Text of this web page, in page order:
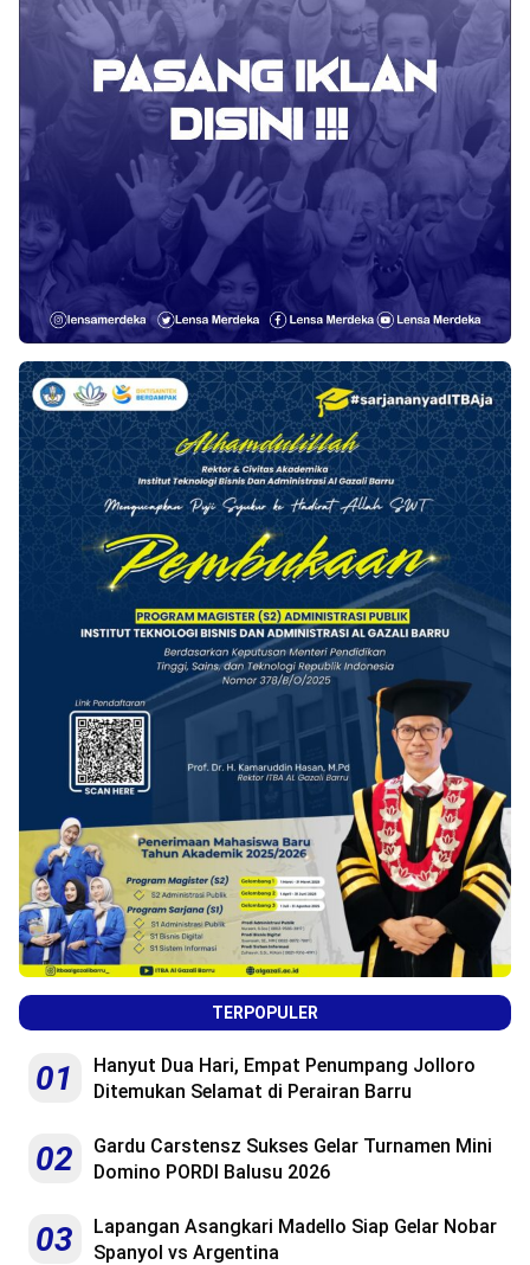
TERPOPULER
01
Hanyut Dua Hari, Empat Penumpang Jolloro
Ditemukan Selamat di Perairan Barru
02
Gardu Carstensz Sukses Gelar Turnamen Mini
Domino PORDI Balusu 2026
03
Lapangan Asangkari Madello Siap Gelar Nobar
Spanyol vs Argentina